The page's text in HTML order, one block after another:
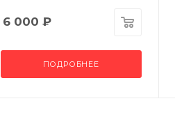
6 000 ₽
ПОДРОБНЕЕ